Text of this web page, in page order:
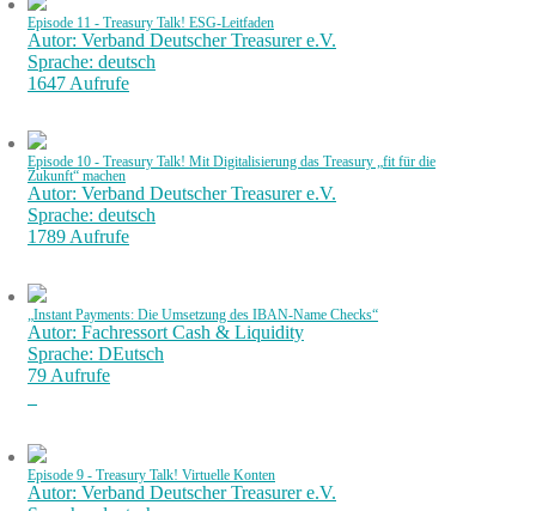
Episode 11 - Treasury Talk! ESG-Leitfaden
Autor: Verband Deutscher Treasurer e.V.
Sprache: deutsch
1647 Aufrufe
Episode 10 - Treasury Talk! Mit Digitalisierung das Treasury „fit für die
Zukunft“ machen
Autor: Verband Deutscher Treasurer e.V.
Sprache: deutsch
1789 Aufrufe
„Instant Payments: Die Umsetzung des IBAN-Name Checks“
Autor: Fachressort Cash & Liquidity
Sprache: DEutsch
79 Aufrufe
Episode 9 - Treasury Talk! Virtuelle Konten
Autor: Verband Deutscher Treasurer e.V.